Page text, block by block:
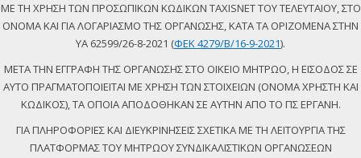
ΜΕ ΤΗ ΧΡΗΣΗ ΤΩΝ ΠΡΟΣΩΠΙΚΩΝ ΚΩΔΙΚΩΝ TAXISNET ΤΟΥ ΤΕΛΕΥΤΑΙΟΥ, ΣΤΟ
ΟΝΟΜΑ ΚΑΙ ΓΙΑ ΛΟΓΑΡΙΑΣΜΟ ΤΗΣ ΟΡΓΑΝΩΣΗΣ, ΚΑΤΑ ΤΑ ΟΡΙΖΟΜΕΝΑ ΣΤΗΝ
ΥΑ 62599/26-8-2021 (ΦΕΚ 4279/Β/16-9-2021).
ΜΕΤΑ ΤΗΝ ΕΓΓΡΑΦΗ ΤΗΣ ΟΡΓΑΝΩΣΗΣ ΣΤΟ ΟΙΚΕΙΟ ΜΗΤΡΩΟ, Η ΕΙΣΟΔΟΣ ΣΕ
ΑΥΤΟ ΠΡΑΓΜΑΤΟΠΟΙΕΙΤΑΙ ΜΕ ΧΡΗΣΗ ΤΩΝ ΣΤΟΙΧΕΙΩΝ (ΟΝΟΜΑ ΧΡΗΣΤΗ ΚΑΙ
ΚΩΔΙΚΟΣ), ΤΑ ΟΠΟΙΑ ΑΠΟΔΟΘΗΚΑΝ ΣΕ ΑΥΤΗΝ ΑΠΟ ΤΟ ΠΣ ΕΡΓΑΝΗ.
ΓΙΑ ΠΛΗΡΟΦΟΡΙΕΣ ΚΑΙ ΔΙΕΥΚΡΙΝΗΣΕΙΣ ΣΧΕΤΙΚΑ ΜΕ ΤΗ ΛΕΙΤΟΥΡΓΙΑ ΤΗΣ
ΠΛΑΤΦΟΡΜΑΣ ΤΟΥ ΜΗΤΡΩΟΥ ΣΥΝΔΙΚΑΛΙΣΤΙΚΩΝ ΟΡΓΑΝΩΣΕΩΝ